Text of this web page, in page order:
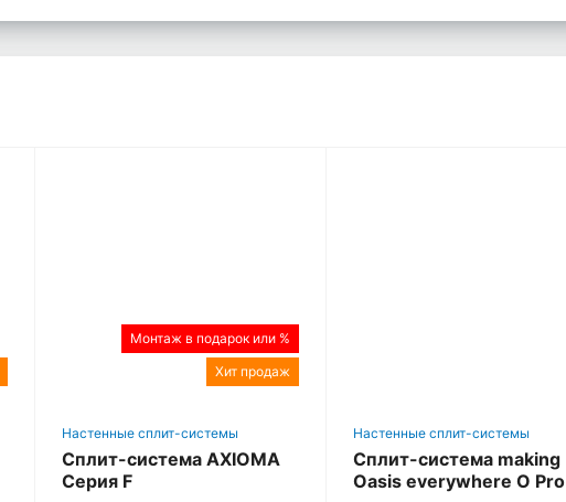
Монтаж в подарок или %
Хит продаж
Настенные сплит-системы
Сплит-система AXIOMA
Серия F
Настенные сплит-системы
Сплит-система making
Oasis everywhere O Pro